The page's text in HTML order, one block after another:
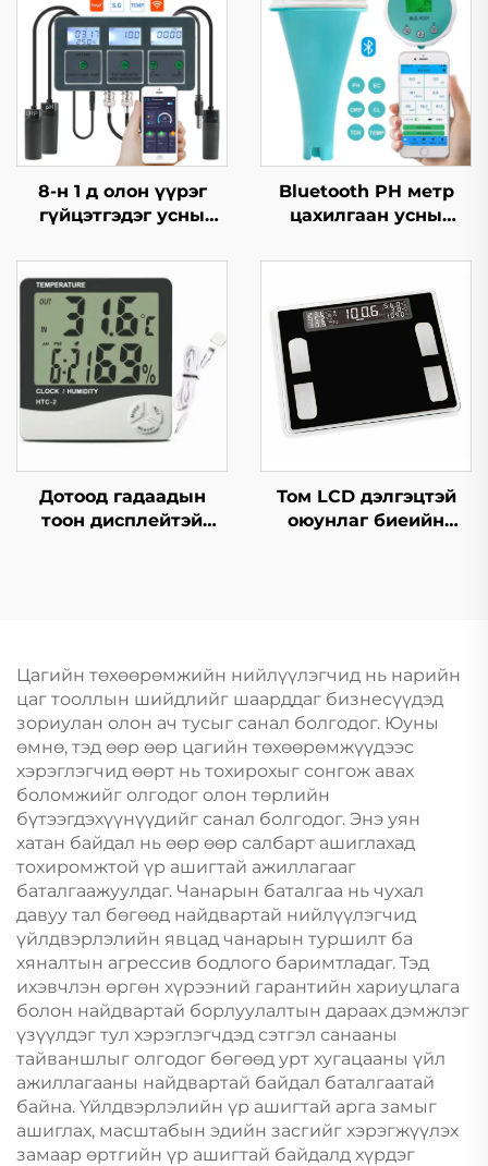
8-н 1 д олон үүрэг
гүйцэтгэдэг усны
Bluetooth PH метр
цахилгаан усны
зориулсан
Дотоод гадаадын
тоон дисплейтэй
Том LCD дэлгэцтэй
оюунлаг биеийн
Цагийн төхөөрөмжийн нийлүүлэгчид нь нарийн
цаг тооллын шийдлийг шаарддаг бизнесүүдэд
зориулан олон ач тусыг санал болгодог. Юуны
өмнө, тэд өөр өөр цагийн төхөөрөмжүүдээс
хэрэглэгчид өөрт нь тохирохыг сонгож авах
боломжийг олгодог олон төрлийн
бүтээгдэхүүнүүдийг санал болгодог. Энэ уян
хатан байдал нь өөр өөр салбарт ашиглахад
тохиромжтой үр ашигтай ажиллагааг
баталгаажуулдаг. Чанарын баталгаа нь чухал
давуу тал бөгөөд найдвартай нийлүүлэгчид
үйлдвэрлэлийн явцад чанарын туршилт ба
хяналтын агрессив бодлого баримтладаг. Тэд
ихэвчлэн өргөн хүрээний гарантийн хариуцлага
болон найдвартай борлуулалтын дараах дэмжлэг
үзүүлдэг тул хэрэглэгчдэд сэтгэл санааны
тайваншлыг олгодог бөгөөд урт хугацааны үйл
ажиллагааны найдвартай байдал баталгаатай
байна. Үйлдвэрлэлийн үр ашигтай арга замыг
ашиглах, масштабын эдийн засгийг хэрэгжүүлэх
замаар өртгийн үр ашигтай байдалд хүрдэг